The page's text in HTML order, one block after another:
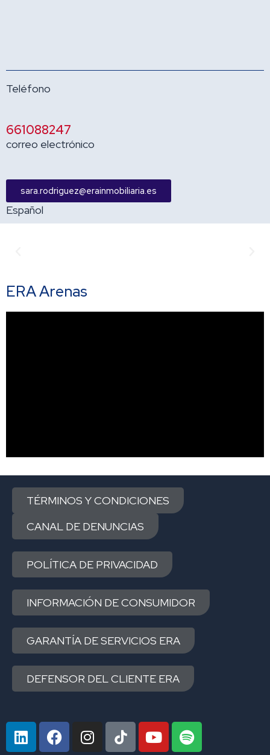
Teléfono
661088247
correo electrónico
sara.rodriguez@erainmobiliaria.es
Español
ERA Arenas
TÉRMINOS Y CONDICIONES
CANAL DE DENUNCIAS
POLÍTICA DE PRIVACIDAD
INFORMACIÓN DE CONSUMIDOR
GARANTÍA DE SERVICIOS ERA
DEFENSOR DEL CLIENTE ERA
L
i
F
a
I
n
Y
o
S
p